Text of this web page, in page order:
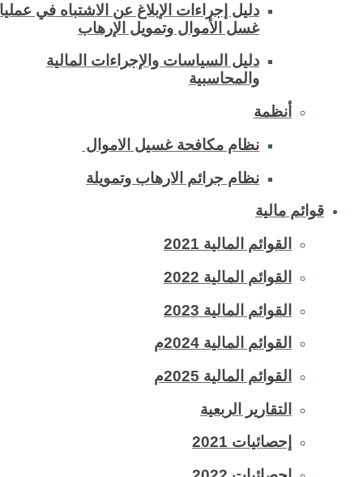
دليل إجراءات الإبلاغ عن الاشتباه في
غسل الأموال وتمويل الإرهاب
دليل السياسات والإجراءات المالية
والمحاسبية
أنظمة
نظام مكافحة غسيل الاموال
نظام جرائم الارهاب وتمويلة
قوائم مالية
القوائم المالية 2021
القوائم المالية 2022
القوائم المالية 2023
القوائم المالية 2024م
القوائم المالية 2025م
التقارير الربعية
إحصائيات 2021